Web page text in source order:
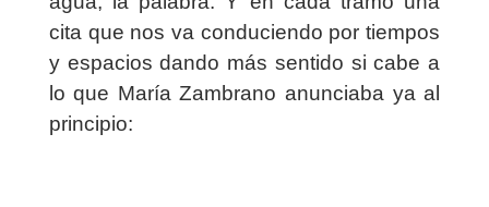
cita que nos va conduciendo por tiempos
y espacios dando más sentido si cabe a
lo que María Zambrano anunciaba ya al
principio: